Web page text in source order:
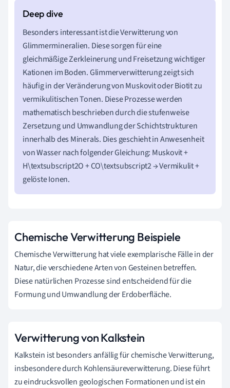
Besonders interessant ist die Verwitterung von
Glimmermineralien. Diese sorgen für eine
gleichmäßige Zerkleinerung und Freisetzung wichtiger
Kationen im Boden. Glimmerverwitterung zeigt sich
häufig in der Veränderung von Muskovit oder Biotit zu
vermikulitischen Tonen. Diese Prozesse werden
mathematisch beschrieben durch die stufenweise
Zersetzung und Umwandlung der Schichtstrukturen
innerhalb des Minerals. Dies geschieht in Anwesenheit
von Wasser nach folgender Gleichung: Muskovit +
H\textsubscript2O + CO\textsubscript2 → Vermikulit +
gelöste Ionen.
Chemische Verwitterung Beispiele
Chemische Verwitterung hat viele exemplarische Fälle in der
Natur, die verschiedene Arten von Gesteinen betreffen.
Diese natürlichen Prozesse sind entscheidend für die
Formung und Umwandlung der Erdoberfläche.
Verwitterung von Kalkstein
Kalkstein ist besonders anfällig für chemische Verwitterung,
insbesondere durch Kohlensäureverwitterung. Diese führt
zu eindrucksvollen geologischen Formationen und ist ein